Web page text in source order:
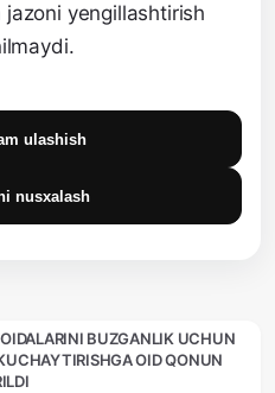
yengillashtirish
ulashish
nusxalash
BUZGANLIK UCHUN
OID QONUN